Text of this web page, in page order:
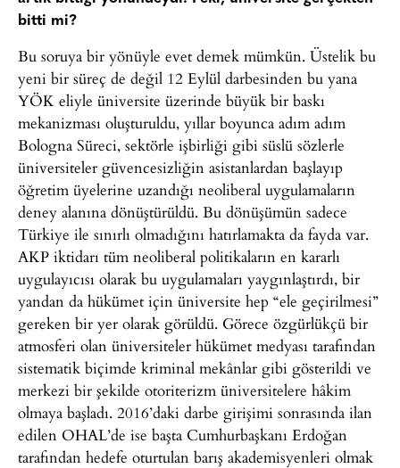
bitti mi?
Bu soruya bir yönüyle evet demek mümkün. Üstelik bu
yeni bir süreç de değil 12 Eylül darbesinden bu yana
YÖK eliyle üniversite üzerinde büyük bir baskı
mekanizması oluşturuldu, yıllar boyunca adım adım
Bologna Süreci, sektörle işbirliği gibi süslü sözlerle
üniversiteler güvencesizliğin asistanlardan başlayıp
öğretim üyelerine uzandığı neoliberal uygulamaların
deney alanına dönüştürüldü. Bu dönüşümün sadece
Türkiye ile sınırlı olmadığını hatırlamakta da fayda var.
AKP iktidarı tüm neoliberal politikaların en kararlı
uygulayıcısı olarak bu uygulamaları yaygınlaştırdı, bir
yandan da hükümet için üniversite hep “ele geçirilmesi”
gereken bir yer olarak görüldü. Görece özgürlükçü bir
atmosferi olan üniversiteler hükümet medyası tarafından
sistematik biçimde kriminal mekânlar gibi gösterildi ve
merkezi bir şekilde otoriterizm üniversitelere hâkim
olmaya başladı. 2016’daki darbe girişimi sonrasında ilan
edilen OHAL’de ise başta Cumhurbaşkanı Erdoğan
tarafından hedefe oturtulan barış akademisyenleri olmak